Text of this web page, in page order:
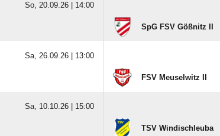
So, 20.09.26 | 14:00
SpG FSV Gößnitz II
Sa, 26.09.26 | 13:00
FSV Meuselwitz II
Sa, 10.10.26 | 15:00
TSV Windischleuba